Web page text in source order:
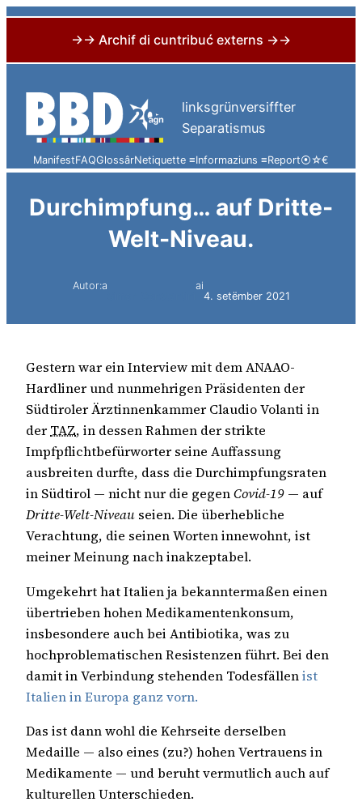
→→ Archif di cuntribuć externs →→
content
linksgrünversiffter
Separatismus
ManifestFAQGlossârNetiquette ≡Informaziuns ≡Report⦿☆€
Durchimpfung… auf Dritte-
Welt-Niveau.
Autor:a
ai
4. setëmber 2021
Gestern war ein Interview mit dem ANAAO-
Hardliner und nunmehrigen Präsidenten der
Südtiroler Ärztinnenkammer Claudio Volanti in
derTAZ, in dessen Rahmen der strikte
Impfpflichtbefürworter seine Auffassung
ausbreiten durfte, dass die Durchimpfungsraten
in Südtirol — nicht nur die gegenCovid-19 — auf
Dritte-Welt-Niveau seien. Die überhebliche
Verachtung, die seinen Worten innewohnt, ist
meiner Meinung nach inakzeptabel.
Umgekehrt hat Italien ja bekanntermaßen einen
übertrieben hohen Medikamentenkonsum,
insbesondere auch bei Antibiotika, was zu
hochproblematischen Resistenzen führt. Bei den
damit in Verbindung stehenden Todesfällenist
Italien in Europa ganz vorn.
Das ist dann wohl die Kehrseite derselben
Medaille — also eines (zu?) hohen Vertrauens in
Medikamente — und beruht vermutlich auch auf
kulturellen Unterschieden.